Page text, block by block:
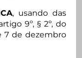
, usando das
9º, § 2º, do
7 de dezembro